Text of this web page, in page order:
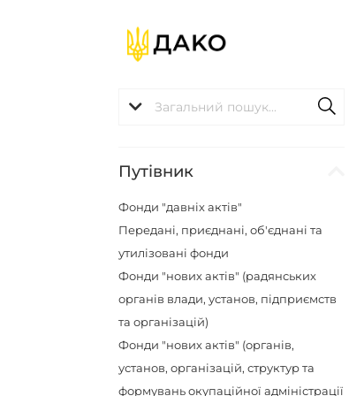
Путівник
Фонди "давніх актів"
Передані, приєднані, об'єднані та
утилізовані фонди
Фонди "нових актів" (радянських
органів влади, установ, підприємств
та організацій)
Фонди "нових актів" (органів,
установ, організацій, структур та
формувань окупаційної адміністрації